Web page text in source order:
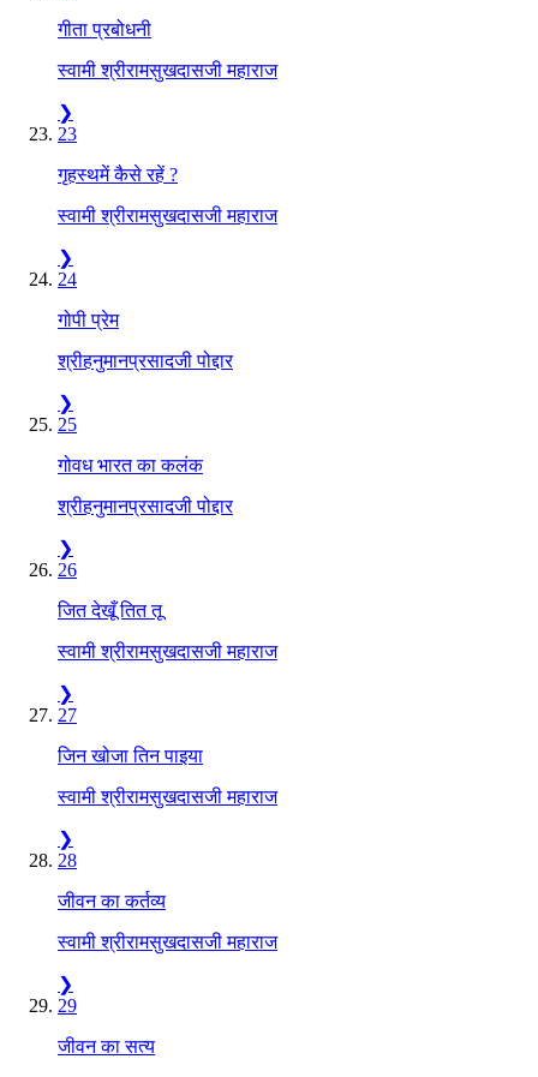
गीता प्रबोधनी
स्वामी श्रीरामसुखदासजी महाराज
❯
23
गृहस्थमें कैसे रहें ?
स्वामी श्रीरामसुखदासजी महाराज
❯
24
गोपी प्रेम
श्रीहनुमानप्रसादजी पोद्दार
❯
25
गोवध भारत का कलंक
श्रीहनुमानप्रसादजी पोद्दार
❯
26
जित देखूँ तित तू
स्वामी श्रीरामसुखदासजी महाराज
❯
27
जिन खोजा तिन पाइया
स्वामी श्रीरामसुखदासजी महाराज
❯
28
जीवन का कर्तव्य
स्वामी श्रीरामसुखदासजी महाराज
❯
29
जीवन का सत्य